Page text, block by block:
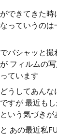
できてきた時
っていうの
バシャッと撮
フィルムの
ています
うしてあん
すが 最近も
いう気づき
あの最近私